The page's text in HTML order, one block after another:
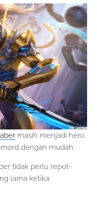
masih menjadi hero
dengan mudah.
tidak perlu repot-
lama ketika